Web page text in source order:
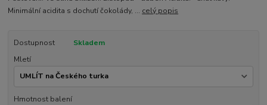
Minimální acidita s dochutí čokolády, ... celý popis
Dostupnost
Skladem
Mletí
Hmotnost balení